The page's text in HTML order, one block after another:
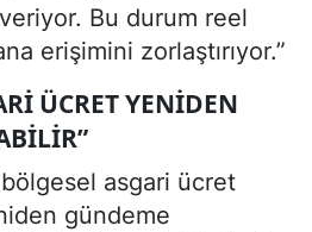
Bu durum reel
erişimini zorlaştırıyor.”
ÜCRET YENIDEN
bölgesel asgari ücret
gündeme